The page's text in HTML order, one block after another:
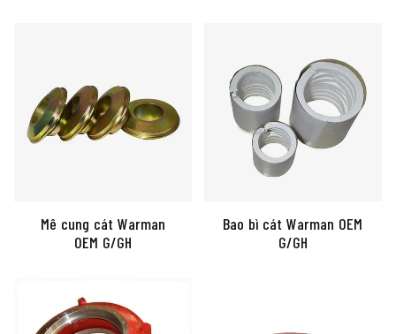
Mê cung cát Warman
OEM G/GH
Bao bì cát Warman OEM
G/GH